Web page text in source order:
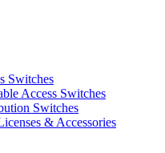
Switches
Access Switches
Switches
& Accessories